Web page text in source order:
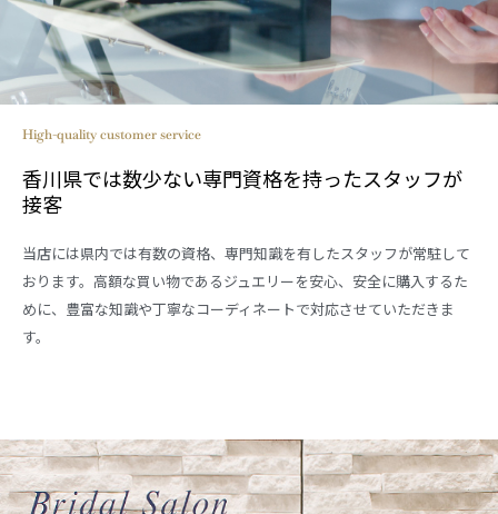
High-quality customer service
香川県では数少ない専門資格を持ったスタッフが
接客
当店には県内では有数の資格、専門知識を有したスタッフが常駐して
おります。高額な買い物であるジュエリーを安心、安全に購入するた
めに、豊富な知識や丁寧なコーディネートで対応させていただきま
す。